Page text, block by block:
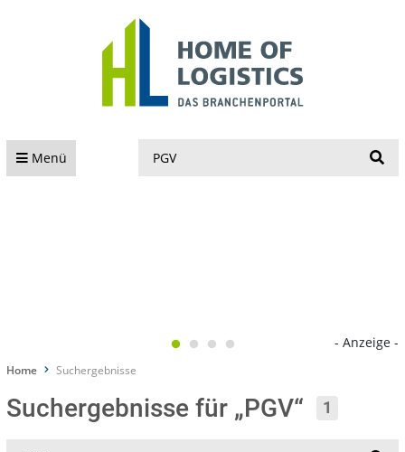
Menü
- Anzeige -
Home Suchergebnisse
Suchergebnisse für „PGV“ 1